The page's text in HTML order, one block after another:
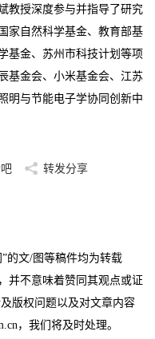
教授深度参与并指导了研究
家自然科学基金、教育部基
基金、苏州市科技计划等项
基金会、小米基金会、江苏
明与节能电子学协同创新中
转发分享
的文/图等稿件均为转载
并不意味着赞同其观点或证
版权问题以及对文章内容
，我们将及时处理。